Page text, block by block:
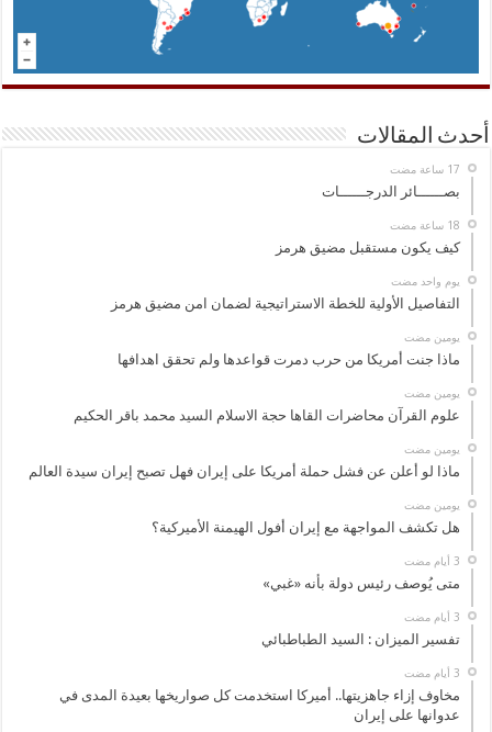
أحدث المقالات
بصــــــائر الدرجــــــات
كيف يكون مستقبل مضيق هرمز
‏يوم واحد مضت
التفاصيل الأولية للخطة الاستراتيجية لضمان امن مضيق هرمز
‏يومين مضت
ماذا جنت أمريكا من حرب دمرت قواعدها ولم تحقق اهدافها
‏يومين مضت
علوم القرآن محاضرات القاها حجة الاسلام السيد محمد باقر الحكيم
‏يومين مضت
ماذا لو أعلن عن فشل حملة أمريكا على إيران فهل تصبح إيران سيدة العالم
‏يومين مضت
هل تكشف المواجهة مع إيران أفول الهيمنة الأميركية؟
متى يُوصف رئيس دولة بأنه «غبي»
تفسير الميزان : السيد الطباطبائي
مخاوف إزاء جاهزيتها.. أميركا استخدمت كل صواريخها بعيدة المدى في
عدوانها على إيران